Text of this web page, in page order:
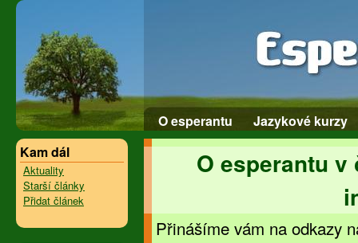
O esperantu
Jazykové kurzy
Kam dál
Aktuality
Starší články
Přidat článek
O esperantu
Přinášíme vám na odkazy